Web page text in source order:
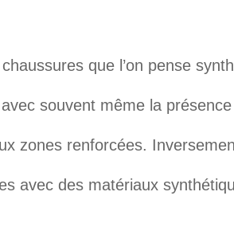
que l’on pense
souvent même la
zones renforcées.
avec des matériaux